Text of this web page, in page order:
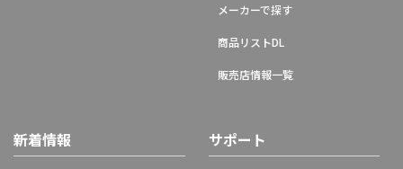
メーカーで探す
商品リストDL
販売店情報一覧
新着情報 サポート